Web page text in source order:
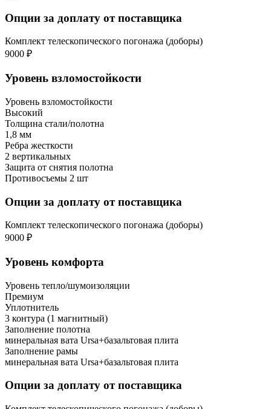
Опции за доплату от поставщика
Комплект телескопического погонажа (доборы)
9000 ₽
Уровень взломостойкости
Уровень взломостойкости
Высокий
Толщина стали/полотна
1,8 мм
Ребра жесткости
2 вертикальных
Защита от снятия полотна
Противосъемы 2 шт
Опции за доплату от поставщика
Комплект телескопического погонажа (доборы)
9000 ₽
Уровень комфорта
Уровень тепло/шумоизоляции
Премиум
Уплотнитель
3 контура (1 магнитный)
Заполнение полотна
минеральная вата Ursa+базальтовая плита
Заполнение рамы
минеральная вата Ursa+базальтовая плита
Опции за доплату от поставщика